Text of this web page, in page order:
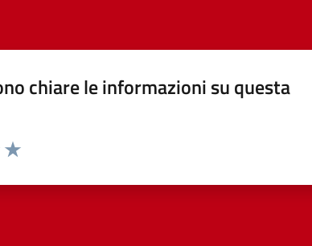
chiare le informazioni su questa